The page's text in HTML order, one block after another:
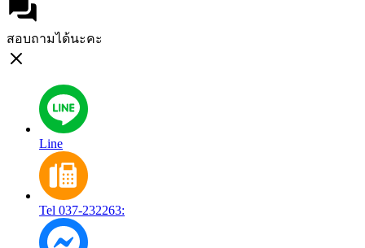
สอบถามได้นะคะ
Line
Tel 037-232263: